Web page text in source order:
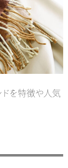
ドを特徴や人気